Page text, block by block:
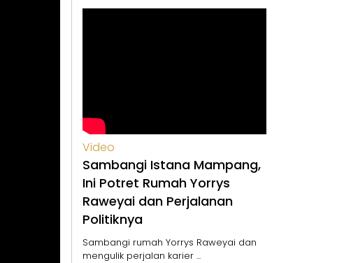
Video
Sambangi Istana Mampang,
Ini Potret Rumah Yorrys
Raweyai dan Perjalanan
Politiknya
Sambangi rumah Yorrys Raweyai dan
mengulik perjalan karier ...